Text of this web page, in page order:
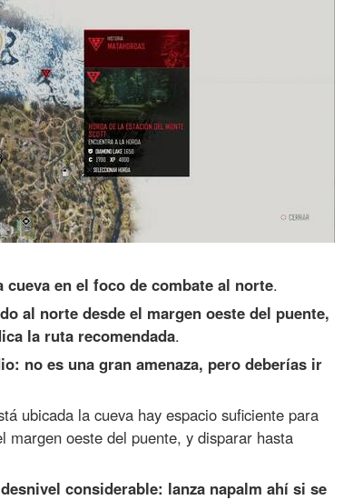
cueva en el foco de combate al norte.
al norte desde el margen oeste del puente,
la ruta recomendada.
no es una gran amenaza, pero deberías ir
ubicada la cueva hay espacio suficiente para
margen oeste del puente, y disparar hasta
considerable: lanza napalm ahí si se